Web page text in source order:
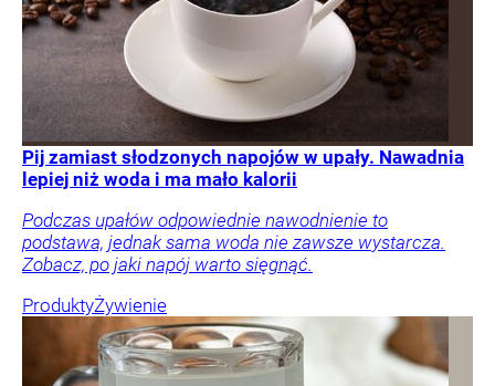
Pij zamiast słodzonych napojów w upały. Nawadnia
lepiej niż woda i ma mało kalorii
Podczas upałów odpowiednie nawodnienie to
podstawa, jednak sama woda nie zawsze wystarcza.
Zobacz, po jaki napój warto sięgnąć.
ProduktyŻywienie